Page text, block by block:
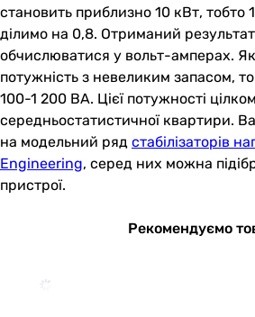
становить приблизно 10 кВт, тобто
ділимо на 0,8. Отриманий
обчислюватися у вольт-амперах.
потужність з невеликим запасом,
100-1 200 ВА. Цієї потужності
середньостатистичної квартири.
на модельний ряд стабілізаторів
Engineering, серед них можна
пристрої.
Рекомендуємо